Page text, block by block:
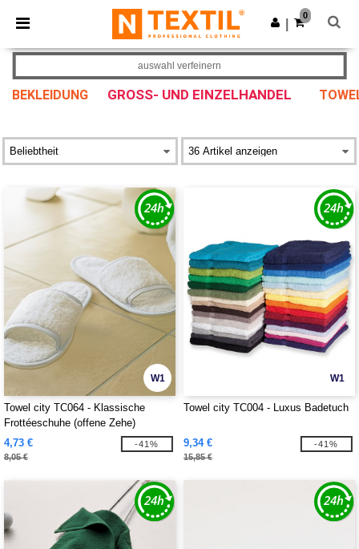
× Ntextil App
Bessere Preise in der App!
App holen
0
BEKLEIDUNG GROSS- UND EINZELHANDEL
auswahl verfeinern
W1
Towel city TC064 - Klassische
Frottéeschuhe (offene Zehe)
4,73 €
8,05 €
-41%
W1
Towel city TC004 - Luxus Badetuch
9,34 €
15,85 €
-41%